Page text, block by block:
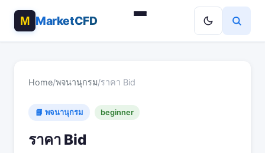
MarketCFD
Home/พจนานุกรม/ราคา Bid
📘 พจนานุกรม beginner
ราคา Bid